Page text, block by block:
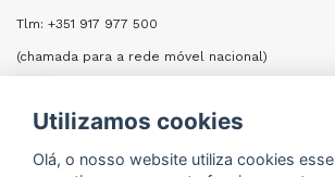
Tlm: +351 917 977 500
(chamada para a rede móvel nacional)
ENVIAR UMA MENSAGEM
Utilizamos cookies
Olá, o nosso website utiliza cookies